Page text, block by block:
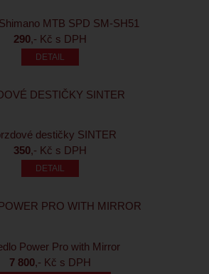
290,- Kč s DPH
DESTIČKY SINTER
350,- Kč s DPH
PRO WITH MIRROR
7 800,- Kč s DPH